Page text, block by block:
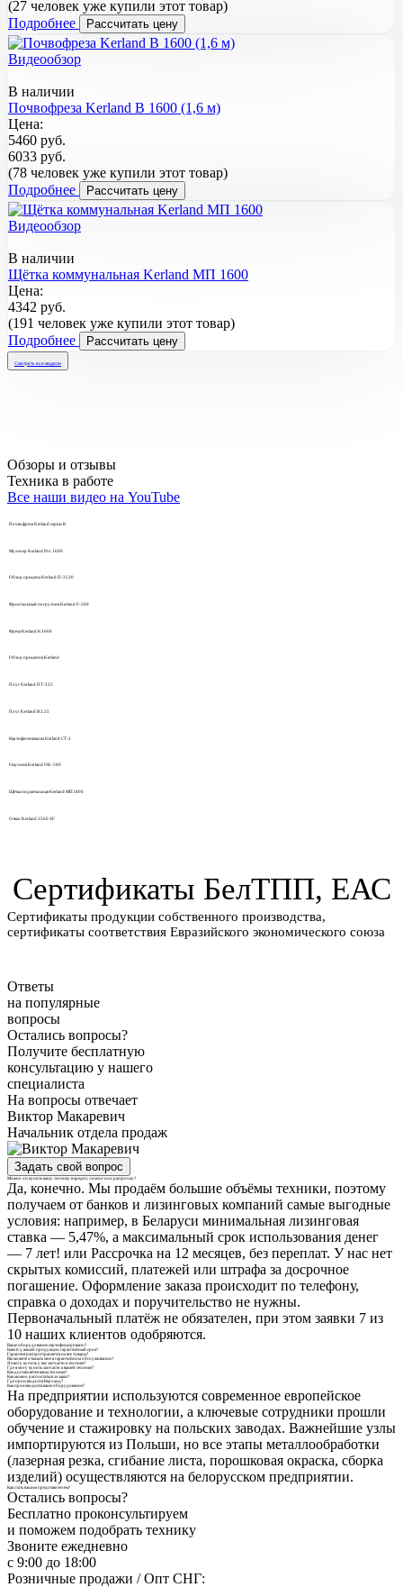
(27 человек уже купили этот товар)
Подробнее
Рассчитать цену
Видеообзор
В наличии
Почвофреза Kerland B 1600 (1,6 м)
Цена:
5460 руб.
6033 руб.
(78 человек уже купили этот товар)
Подробнее
Рассчитать цену
Видеообзор
В наличии
Щётка коммунальная Kerland МП 1600
Цена:
4342 руб.
(191 человек уже купили этот товар)
Подробнее
Рассчитать цену
Смотреть все модели
Обзоры и отзывы
Техника в работе
Все наши видео на YouTube
Почвофреза Kerland серии К
Мульчер Kerland Pro 1600
Обзор прицепа Kerland П-3530
Фронтальный погрузчик Kerland F-500
Фреза Kerland K1600
Обзор прицепов Kerland
Плуг Kerland ПТ-225
Плуг Kerland B 2.25
Картофелесажалка Kerland СТ-2
Окучник Kerland OK-500
Щётка подметальная Kerland МП1800
Отвал Kerland 3560 SF
Сертификаты БелТПП, ЕАС
Сертификаты продукции собственного производства,
cертификаты соответствия Евразийского экономического союза
Ответы
на популярные
вопросы
Остались вопросы?
Получите бесплатную
консультацию у нашего
специалиста
На вопросы отвечает
Виктор Макаревич
Начальник отдела продаж
Задать свой вопрос
Можно ли купить вашу технику в кредит, лизинг или рассрочку?
Да, конечно. Мы продаём большие объёмы техники, поэтому
получаем от банков и лизинговых компаний самые выгодные
условия: например, в Беларуси минимальная лизинговая
ставка — 5,47%, а максимальный срок использования денег
— 7 лет! или Рассрочка на 12 месяцев, без переплат. У нас нет
скрытых комиссий, платежей или штрафа за досрочное
погашение. Оформление заказа происходит по телефону,
справка о доходах и поручительство не нужны.
Первоначальный платёж не обязателен, при этом заявки 7 из
10 наших клиентов одобряются.
Ваше оборудование сертифицировано?
Какой у вашей продукции гарантийный срок?
Гарантия распространяется на все товары?
Вы можете отказать мне в гарантийном обслуживании?
Я смогу купить у вас запчасти к технике?
Где я могу купить запчасти к вашей технике?
Как доставляется ваша техника?
Как можно рассчитаться за заказ?
Где производится Керланд?
Как производится ваше оборудование?
На предприятии используются современное европейское
оборудование и технологии, а ключевые сотрудники прошли
обучение и стажировку на польских заводах. Важнейшие узлы
импортируются из Польши, но все этапы металлообработки
(лазерная резка, сгибание листа, порошковая окраска, сборка
изделий) осуществляются на белорусском предприятии.
Как стать вашим представителем?
Остались вопросы?
Бесплатно проконсультируем
и поможем подобрать технику
Звоните ежедневно
с 9:00 до 18:00
Розничные продажи / Опт СНГ: